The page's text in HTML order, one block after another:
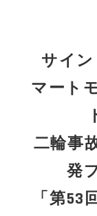
サイ
マート
二輪事
発
「第